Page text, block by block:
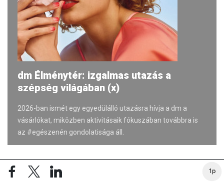
1p
dm Élménytér: izgalmas utazás a
szépség világában (x)
2026-ban ismét egy egyedülálló utazásra hívja a dm a
vásárlókat, miközben aktivitásaik fókuszában továbbra is
az #egészenén gondolatisága áll.
A VIDÉK HÍREI